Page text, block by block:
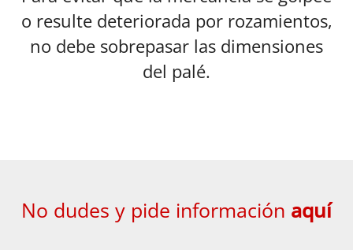
o resulte deteriorada por rozamientos,
no debe sobrepasar las dimensiones
del palé.
No dudes y pide información aquí